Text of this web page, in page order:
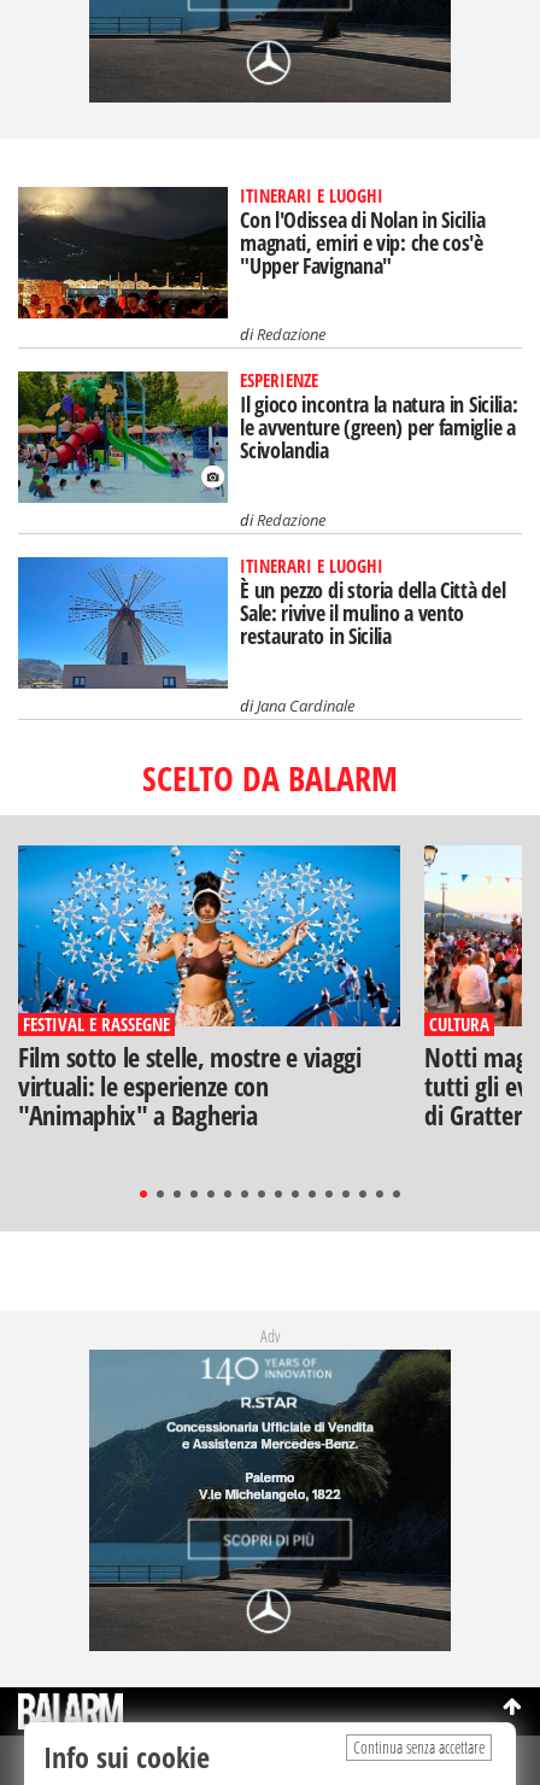
ITINERARI E LUOGHI
Con l'Odissea di Nolan in Sicilia
magnati, emiri e vip: che cos'è
"Upper Favignana"
diRedazione
ESPERIENZE
Il gioco incontra la natura in Sicilia:
le avventure (green) per famiglie a
Scivolandia
diRedazione
ITINERARI E LUOGHI
È un pezzo di storia della Città del
Sale: rivive il mulino a vento
restaurato in Sicilia
diJana Cardinale
SCELTO DA BALARM
FESTIVAL E RASSEGNE
Film sotto le stelle, mostre e viaggi
virtuali: le esperienze con
"Animaphix" a Bagheria
CULTURA
Notti
tutti gli
di Gratteri
Adv
©Copyright 2003-2026
Continua senza accettare
Info sui cookie